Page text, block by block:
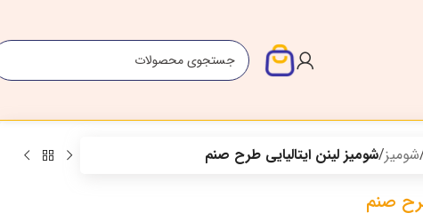
شومیز/شومیز لینن ایتالیایی طرح صنم
صنم